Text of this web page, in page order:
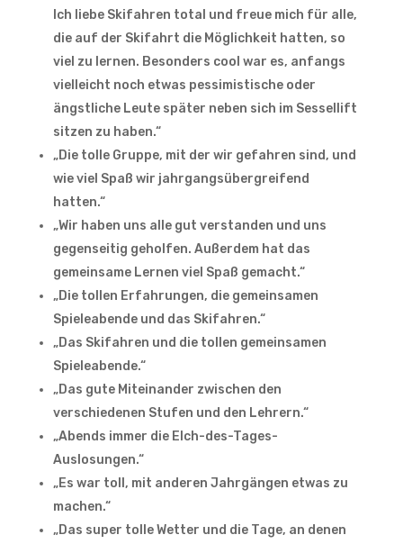
Ich liebe Skifahren total und freue mich für alle,
die auf der Skifahrt die Möglichkeit hatten, so
viel zu lernen. Besonders cool war es, anfangs
vielleicht noch etwas pessimistische oder
ängstliche Leute später neben sich im Sessellift
sitzen zu haben.“
„Die tolle Gruppe, mit der wir gefahren sind, und
wie viel Spaß wir jahrgangsübergreifend
hatten.“
„Wir haben uns alle gut verstanden und uns
gegenseitig geholfen. Außerdem hat das
gemeinsame Lernen viel Spaß gemacht.“
„Die tollen Erfahrungen, die gemeinsamen
Spieleabende und das Skifahren.“
„Das Skifahren und die tollen gemeinsamen
Spieleabende.“
„Das gute Miteinander zwischen den
verschiedenen Stufen und den Lehrern.“
„Abends immer die Elch-des-Tages-
Auslosungen.“
„Es war toll, mit anderen Jahrgängen etwas zu
machen.“
„Das super tolle Wetter und die Tage, an denen